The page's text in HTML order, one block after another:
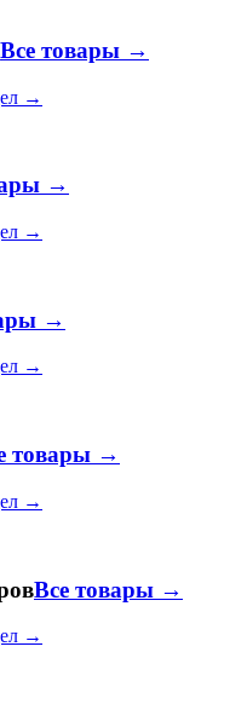
Все товары →
→
→
→
→
→
товары →
→
Все товары →
→